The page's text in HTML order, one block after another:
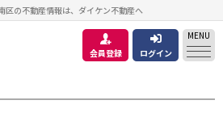
区の不動産情報は、ダイケン不動産へ
会員登録 ログイン
MENU